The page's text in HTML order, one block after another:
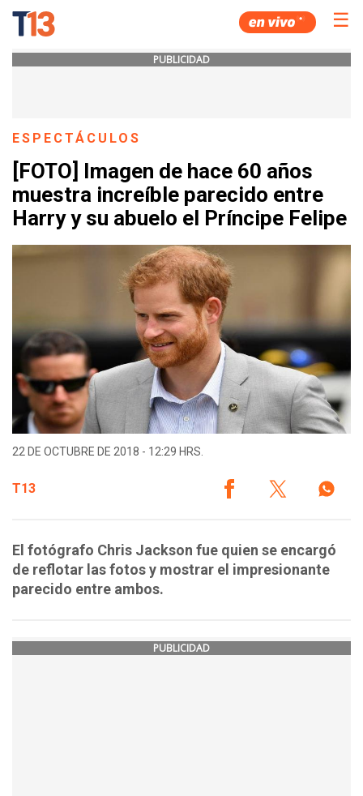
☰
PUBLICIDAD
ESPECTÁCULOS
[FOTO] Imagen de hace 60 años
muestra increíble parecido entre
Harry y su abuelo el Príncipe Felipe
22 DE OCTUBRE DE 2018 - 12:29 HRS.
T13
El fotógrafo Chris Jackson fue quien se encargó
de reflotar las fotos y mostrar el impresionante
parecido entre ambos.
PUBLICIDAD